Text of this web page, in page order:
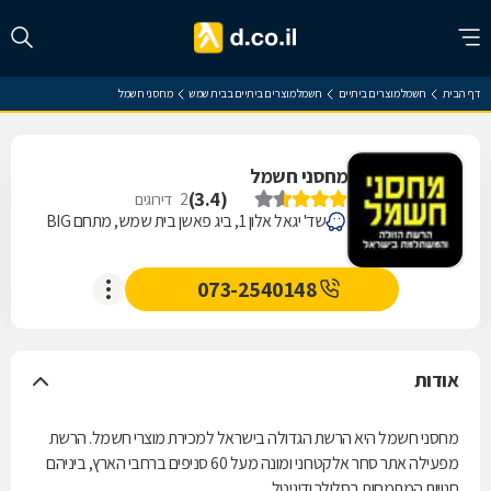
דף הבית חשמל מוצרים ביתיים חשמל מוצרים ביתיים בבית שמש מחסני חשמל
מחסני חשמל
(
3.4
)
2 דירוגים
שד' יגאל אלון 1, ביג פאשן בית שמש, מתחם BIG
073-2540148
אודות
מחסני חשמל היא הרשת הגדולה בישראל למכירת מוצרי חשמל. הרשת
מפעילה אתר סחר אלקטרוני ומונה מעל 60 סניפים ברחבי הארץ, ביניהם